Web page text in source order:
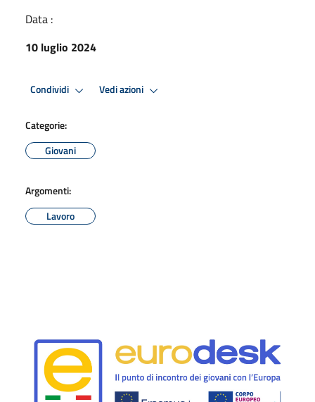
Data :
10 luglio 2024
Condividi Vedi azioni
Categorie:
Giovani
Argomenti:
Lavoro